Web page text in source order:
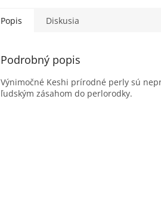
Popis Diskusia
Podrobný popis
Výnimočné Keshi prírodné perly sú
ľudským zásahom do perlorodky.